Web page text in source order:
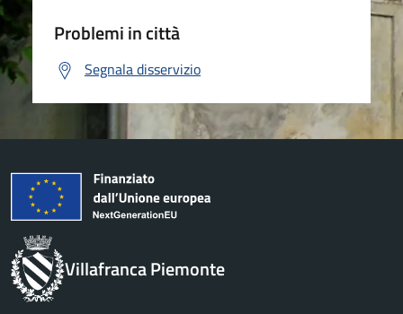
Problemi in città
Segnala disservizio
Villafranca Piemonte